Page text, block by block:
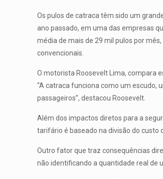
Os pulos de catraca têm sido um
ano passado, em uma das empresas
média de mais de 29 mil pulos por
convencionais.
O motorista Roosevelt Lima, compara
“A catraca funciona como um escudo,
passageiros”, destacou Roosevelt.
Além dos impactos diretos para a
tarifário é baseado na divisão do custo
Outro fator que traz consequências
não identificando a quantidade real de